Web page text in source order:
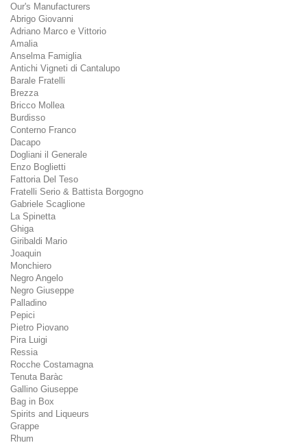
Our's Manufacturers
Abrigo Giovanni
Adriano Marco e Vittorio
Amalia
Anselma Famiglia
Antichi Vigneti di Cantalupo
Barale Fratelli
Brezza
Bricco Mollea
Burdisso
Conterno Franco
Dacapo
Dogliani il Generale
Enzo Boglietti
Fattoria Del Teso
Fratelli Serio & Battista Borgogno
Gabriele Scaglione
La Spinetta
Ghiga
Giribaldi Mario
Joaquin
Monchiero
Negro Angelo
Negro Giuseppe
Palladino
Pepici
Pietro Piovano
Pira Luigi
Ressia
Rocche Costamagna
Tenuta Baràc
Gallino Giuseppe
Bag in Box
Spirits and Liqueurs
Grappe
Rhum